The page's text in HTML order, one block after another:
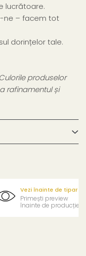
lucrătoare.
ne – facem tot
dorințelor tale.
produselor
rafinamentul și
Vezi înainte de tipar
Primești preview
înainte de producție